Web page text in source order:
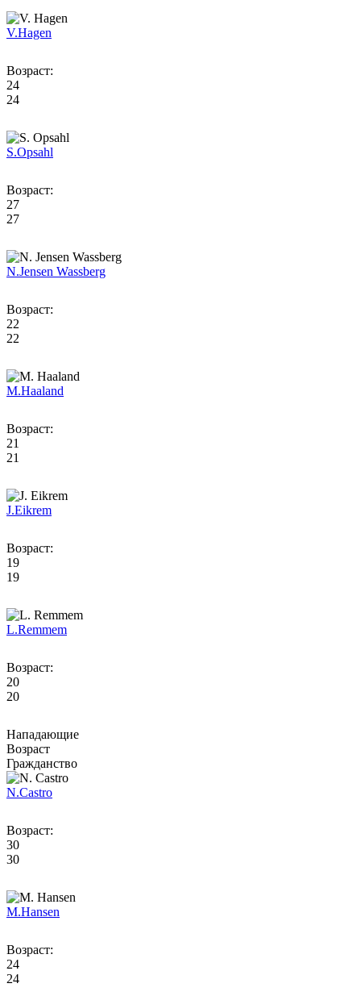
V.Hagen
Возраст:
24
24
S.Opsahl
Возраст:
27
27
N.Jensen Wassberg
Возраст:
22
22
M.Haaland
Возраст:
21
21
J.Eikrem
Возраст:
19
19
L.Remmem
Возраст:
20
20
Нападающие
Возраст
Гражданство
N.Castro
Возраст:
30
30
M.Hansen
Возраст:
24
24